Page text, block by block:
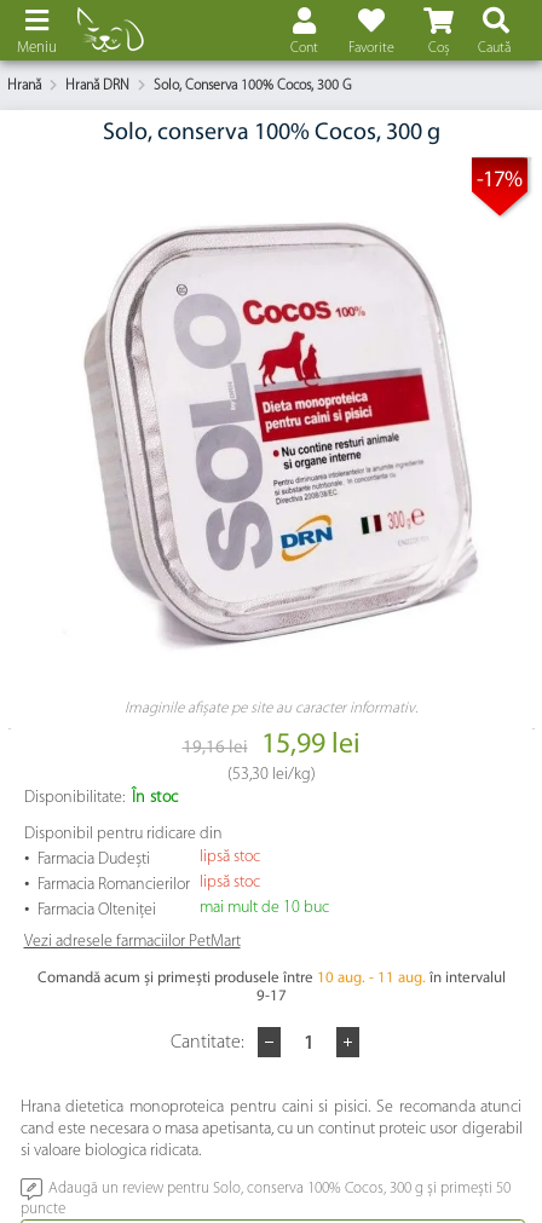
Coș
Favorite
Cont Caută
Meniu
Hrană Hrană DRN Solo, Conserva 100% Cocos, 300 G
Solo, conserva 100% Cocos, 300 g
-17%
Imaginile afișate pe site au caracter informativ.
19,16 lei 15,99 lei
(53,30 lei/kg)
Disponibilitate:
În stoc
Disponibil pentru ridicare din
• Farmacia Dudești lipsă stoc
• Farmacia Romancierilor lipsă stoc
• Farmacia Olteniței
mai mult de 10 buc
Vezi adresele farmaciilor PetMart
Comandă acum și primești produsele între 10 aug. - 11 aug. în intervalul
9-17
Cantitate:
Hrana dietetica monoproteica pentru caini si pisici. Se recomanda atunci
cand este necesara o masa apetisanta, cu un continut proteic usor digerabil
si valoare biologica ridicata.
Adaugă un review pentru Solo, conserva 100% Cocos, 300 g și primești 50
puncte